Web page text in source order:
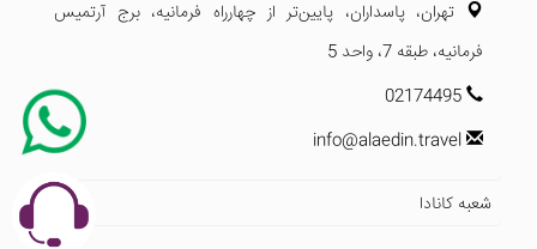
تهران، پاسداران، پایین‌تر از چهارراه فرمانیه، برج آرتمیس
فرمانیه، طبقه 7، واحد 5
02174495
info@alaedin.travel
شعبه کانادا